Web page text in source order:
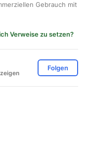
Gebrauch mit
Verweise zu setzen?
Folgen